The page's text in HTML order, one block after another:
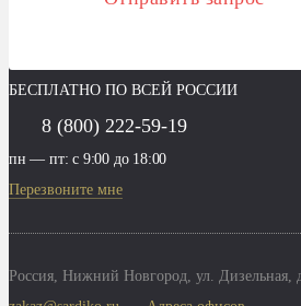
БЕСПЛАТНО ПО ВСЕЙ РОССИИ
8 (800) 222-59-19
пн — пт: с 9:00 до 18:00
Перезвоните мне
Россия, Нижний Новгород, ул.